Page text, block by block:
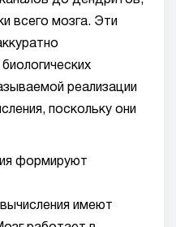
всего мозга. Эти
реализации
поскольку они
формируют
имеют